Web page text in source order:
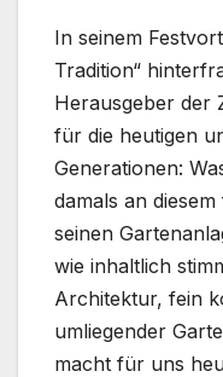
In seinem
Tradition“
Herausgeber der
für die heutigen
Generationen:
damals an
seinen
wie inhaltlich
Architektur, fein
umliegender
macht für uns